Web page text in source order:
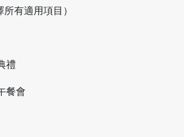
有適用項目）
禮
餐會